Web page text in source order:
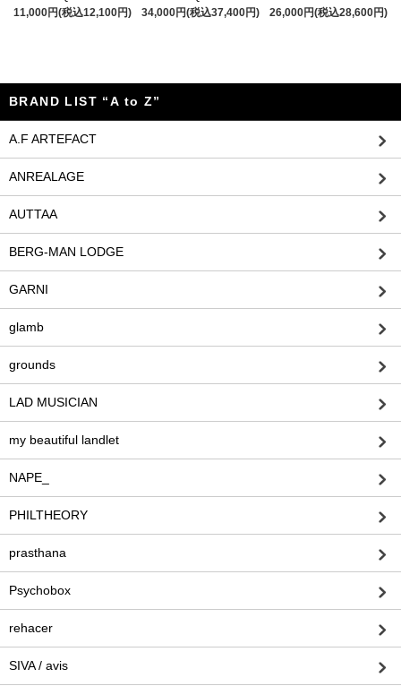
11,000円(税込12,100円)
34,000円(税込37,400円)
26,000円(税込28,600円)
BRAND LIST “A to Z”
A.F ARTEFACT
ANREALAGE
AUTTAA
BERG-MAN LODGE
GARNI
glamb
grounds
LAD MUSICIAN
my beautiful landlet
NAPE_
PHILTHEORY
prasthana
Psychobox
rehacer
SIVA / avis